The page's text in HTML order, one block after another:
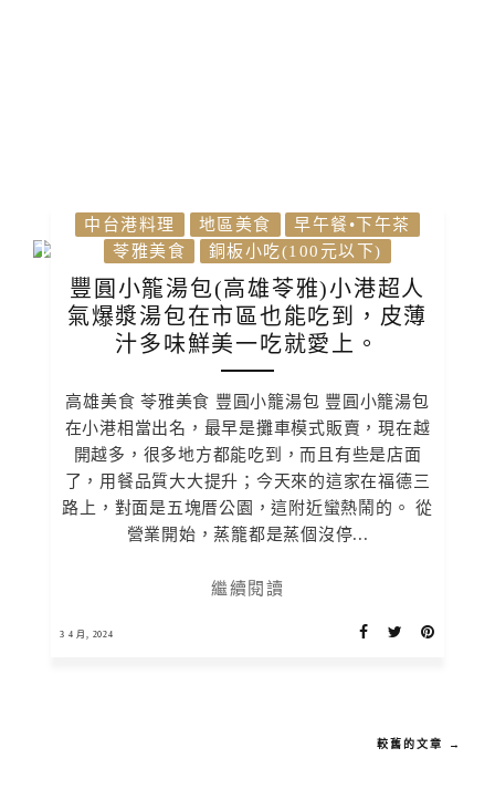
中台港料理 地區美食
早午餐•下午茶
苓雅美食
銅板小吃(100元以下)
豐圓小籠湯包(高雄苓雅)小港超人
氣爆漿湯包在市區也能吃到，皮薄
汁多味鮮美一吃就愛上。
高雄美食 苓雅美食 豐圓小籠湯包 豐圓小籠湯包
在小港相當出名，最早是攤車模式販賣，現在越
開越多，很多地方都能吃到，而且有些是店面
了，用餐品質大大提升；今天來的這家在福德三
路上，對面是五塊厝公園，這附近蠻熱鬧的。 從
營業開始，蒸籠都是蒸個沒停...
繼續閱讀
3 4 月, 2024
較舊的文章 →